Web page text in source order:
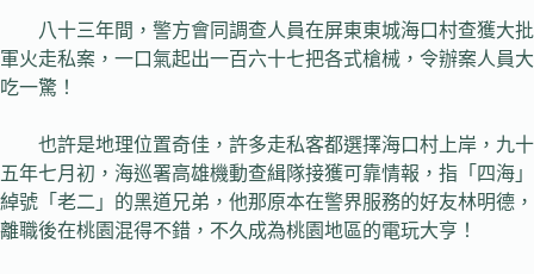
八十三年間，警方會同調查人員在屏東東城海口村查獲大批
軍火走私案，一口氣起出一百六十七把各式槍械，令辦案人員大
吃一驚！
也許是地理位置奇佳，許多走私客都選擇海口村上岸，九十
五年七月初，海巡署高雄機動查緝隊接獲可靠情報，指「四海」
綽號「老二」的黑道兄弟，他那原本在警界服務的好友林明德，
離職後在桃園混得不錯，不久成為桃園地區的電玩大亨！